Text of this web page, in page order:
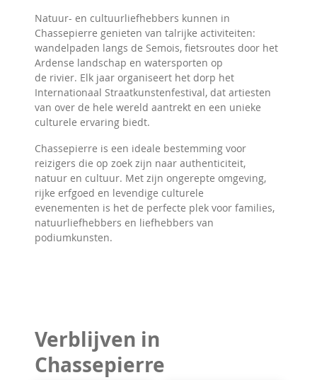
Natuur- en cultuurliefhebbers kunnen in
Chassepierre genieten van talrijke activiteiten:
wandelpaden langs de Semois, fietsroutes door het
Ardense landschap en watersporten op
de rivier. Elk jaar organiseert het dorp het
Internationaal Straatkunstenfestival, dat artiesten
van over de hele wereld aantrekt en een unieke
culturele ervaring biedt.
Chassepierre is een ideale bestemming voor
reizigers die op zoek zijn naar authenticiteit,
natuur en cultuur. Met zijn ongerepte omgeving,
rijke erfgoed en levendige culturele
evenementen is het de perfecte plek voor families,
natuurliefhebbers en liefhebbers van
podiumkunsten.
Verblijven in
Chassepierre